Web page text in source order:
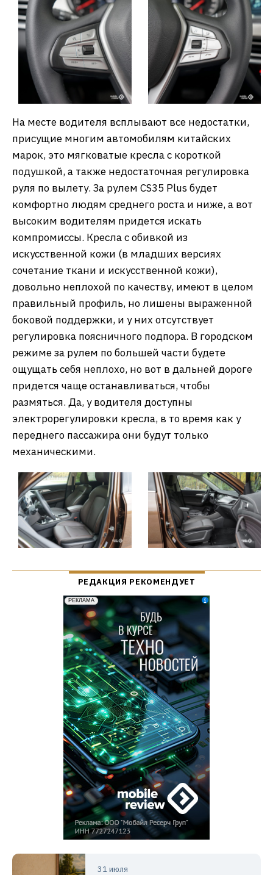
На месте водителя всплывают все недостатки,
присущие многим автомобилям китайских
марок, это мягковатые кресла с короткой
подушкой, а также недостаточная регулировка
руля по вылету. За рулем CS35 Plus будет
комфортно людям среднего роста и ниже, а вот
высоким водителям придется искать
компромиссы. Кресла с обивкой из
искусственной кожи (в младших версиях
сочетание ткани и искусственной кожи),
довольно неплохой по качеству, имеют в целом
правильный профиль, но лишены выраженной
боковой поддержки, и у них отсутствует
регулировка поясничного подпора. В городском
режиме за рулем по большей части будете
ощущать себя неплохо, но вот в дальней дороге
придется чаще останавливаться, чтобы
размяться. Да, у водителя доступны
электрорегулировки кресла, в то время как у
переднего пассажира они будут только
механическими.
31 июля